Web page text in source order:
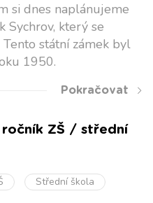
si dnes naplánujeme
Sychrov, který se
státní zámek byl
1950.
Pokračovat
ZŠ / střední
Střední škola